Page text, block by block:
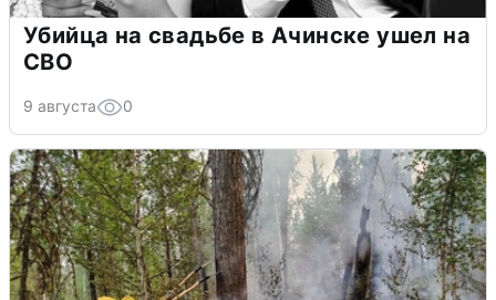
Убийца на свадьбе в Ачинске ушел на
СВО
9 августа 0